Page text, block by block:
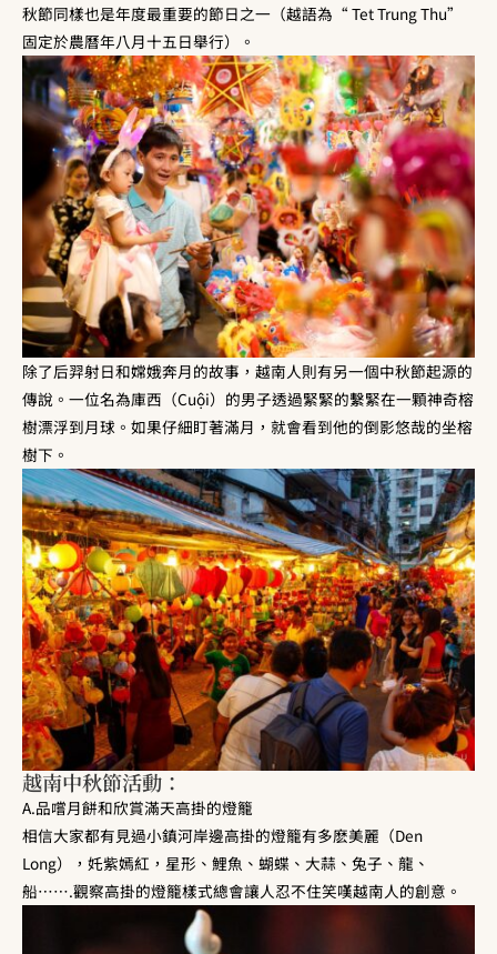
秋節同樣也是年度最重要的節日之一（越語為“ Tet Trung Thu”
固定於農曆年八月十五日舉行）。
除了后羿射日和嫦娥奔月的故事，越南人則有另一個中秋節起源的
傳說。一位名為庫西（Cuội）的男子透過緊緊的繫緊在一顆神奇榕
樹漂浮到月球。如果仔細盯著滿月，就會看到他的倒影悠哉的坐榕
樹下。
越南中秋節活動：
A.品嚐月餅和欣賞滿天高掛的燈籠
相信大家都有見過小鎮河岸邊高掛的燈籠有多麽美麗（Den
Long），奼紫嫣紅，星形、鯉魚、蝴蝶、大蒜、兔子、龍、
船…….觀察高掛的燈籠樣式總會讓人忍不住笑嘆越南人的創意。